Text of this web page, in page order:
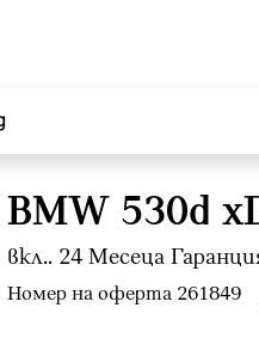
BMW 530d
вкл.. 24 Mесеца
Номер на оферта 261849